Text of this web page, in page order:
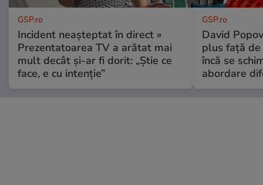
GSP.ro
Incident neașteptat în direct »
Prezentatoarea TV a arătat mai
mult decât și-ar fi dorit: „Știe ce
face, e cu intenție”
GSP.ro
David
plus față de
încă se
abordare